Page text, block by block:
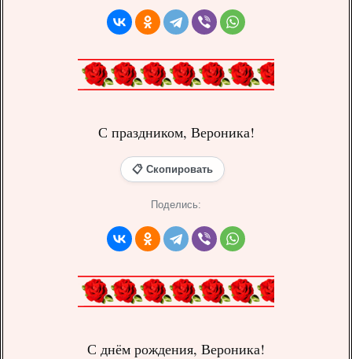
С праздником, Вероника!
📋 Скопировать
Поделись:
С днём рождения, Вероника!